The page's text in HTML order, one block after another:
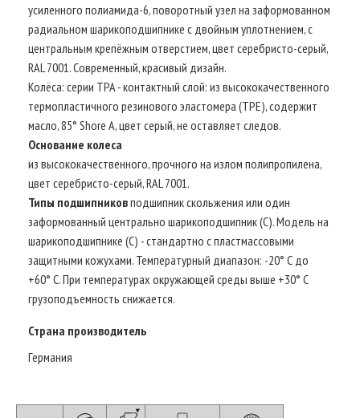
усиленного полиамида-6, поворотный узел на заформованном
радиальном шарикоподшипнике с двойным уплотнением, с
центральным крепёжным отверстием, цвет серебристо-серый,
RAL 7001. Современный, красивый дизайн.
Колёса: серии TPA - контактный слой: из высококачественного
термопластичного резинового эластомера (TPE), содержит
масло, 85° Shore A, цвет серый, не оставляет следов.
Основание колеса
из высококачественного, прочного на излом полипропилена,
цвет серебристо-серый, RAL 7001.
Типы подшипниковподшипник скольжения или один
заформованный центрально шарикоподшипник (C). Модель на
шарикоподшипнике (C) - стандартно с пластмассовыми
защитными кожухами. Температурный диапазон: -20° С до
+60° С. При температурах окружающей среды выше +30° С
грузоподъемность снижается.
Страна производитель
Германия